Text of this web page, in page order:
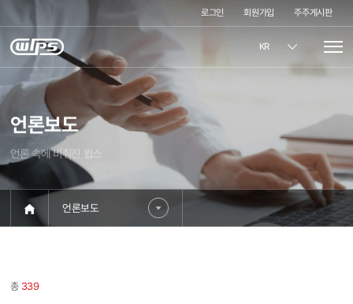
로그인 회원가입 주주게시판
KR
언론보도
언론 속에 비춰진 윕스
언론보도
총 339